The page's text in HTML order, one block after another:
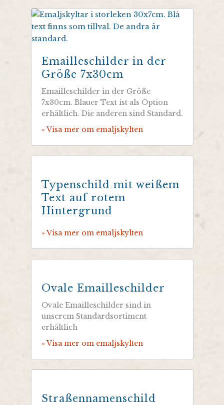
Emailleschilder in der
Größe 7x30cm
Emailleschilder in der Größe
7x30cm. Blauer Text ist als Option
erhältlich. Die anderen sind Standard.
» Visa mer om emaljskylten
Typenschild mit weißem
Text auf rotem
Hintergrund
» Visa mer om emaljskylten
Ovale Emailleschilder
Ovale Emailleschilder sind in
unserem Standardsortiment
erhältlich
» Visa mer om emaljskylten
Straßennamenschild